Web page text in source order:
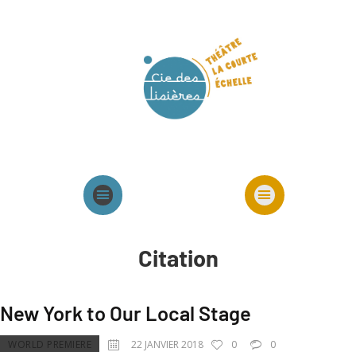
Citation
Spectacles cie
New York to Our Local Stage
WORLD PREMIERE 22 JANVIER 2018 0 0